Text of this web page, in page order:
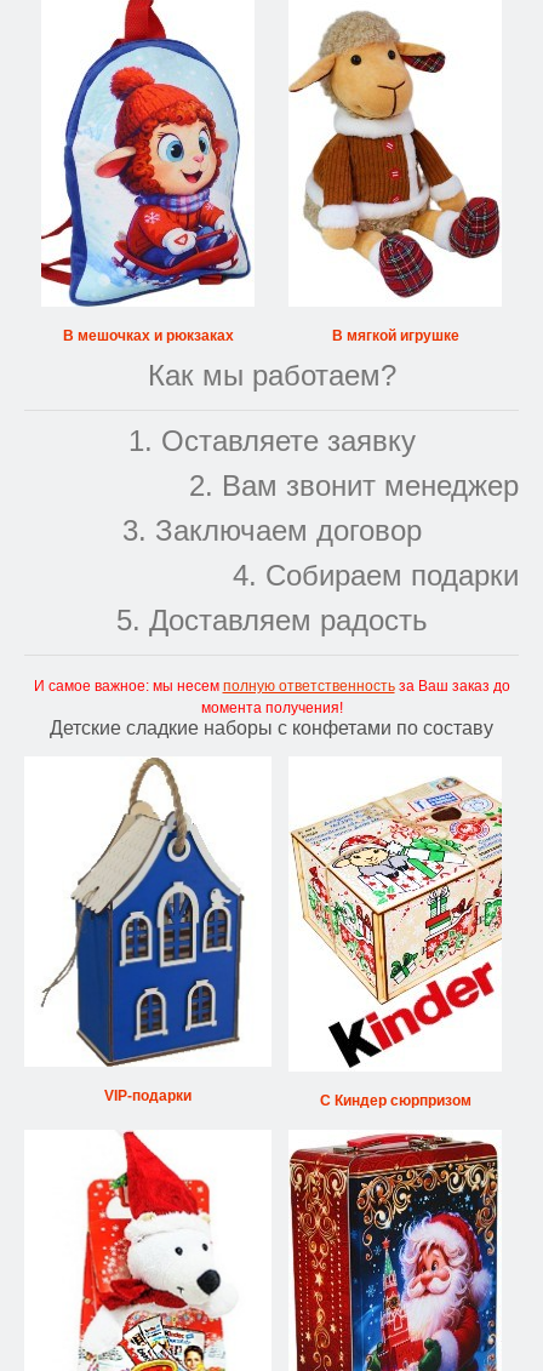
В мешочках и рюкзаках В мягкой игрушке
Как мы работаем?
1. Оставляете заявку
2. Вам звонит менеджер
3. Заключаем договор
4. Собираем подарки
5. Доставляем радость
И самое важное: мы несем полную ответственностьза Ваш заказ до
момента получения!
Детские сладкие наборы с конфетами по составу
VIP-подарки С Киндер сюрпризом